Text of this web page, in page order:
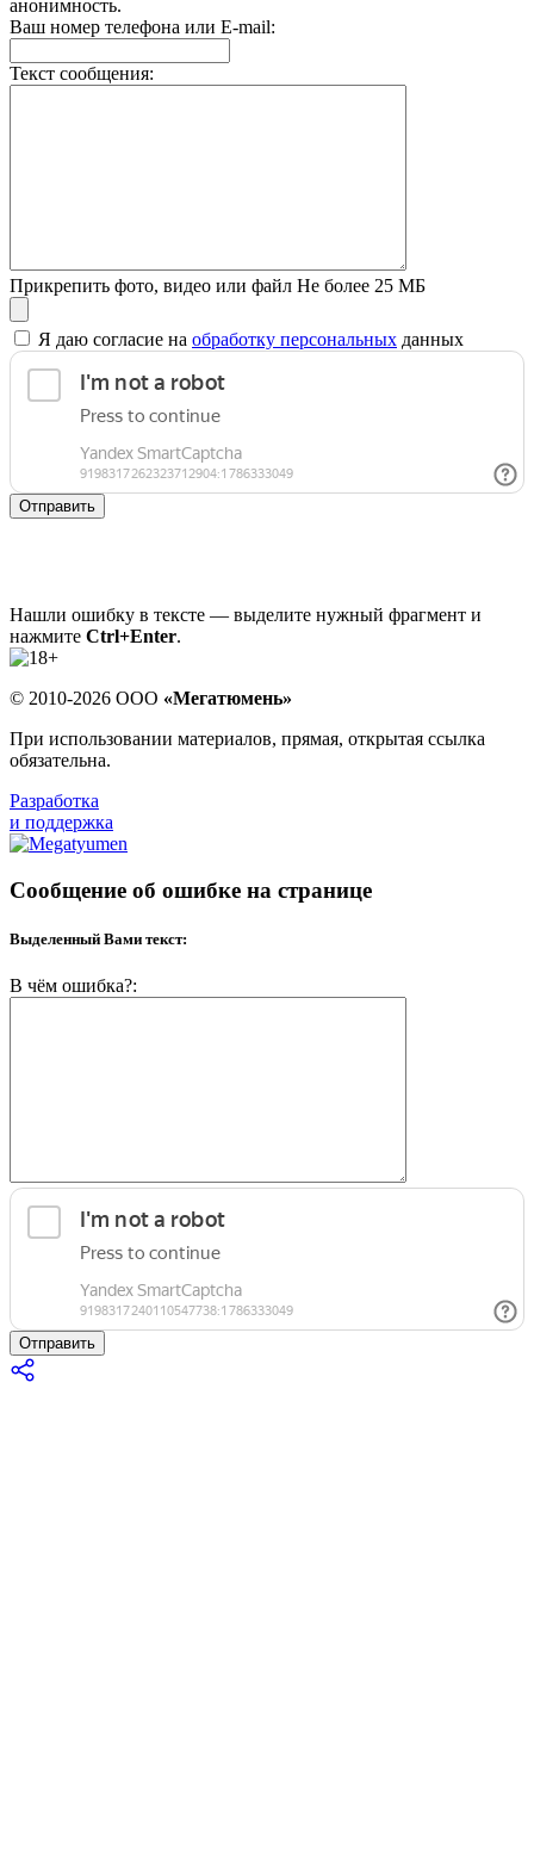
анонимность.
Ваш номер телефона или E-mail:
Текст сообщения:
Прикрепить фото, видео или файл Не более 25 МБ
Я даю согласие на обработку персональных данных
Отправить
Нашли ошибку в тексте — выделите нужный фрагмент и
нажмите Ctrl+Enter.
© 2010-2026 ООО «Мегатюмень»
При использовании материалов, прямая, открытая ссылка
обязательна.
Разработка
и поддержка
Сообщение об ошибке на странице
Выделенный Вами текст:
В чём ошибка?:
Отправить